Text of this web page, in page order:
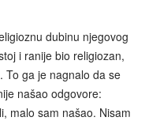
dubinu njegovog
i ranije bio religiozan,
To ga je nagnalo da se
našao odgovore:
malo sam našao. Nisam